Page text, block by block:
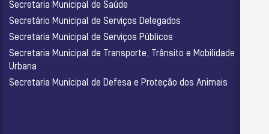
Secretaria Municipal de Saúde
Secretário Municipal de Serviços Delegados
Secretaria Municipal de Serviços Públicos
Secretaria Municipal de Transporte, Trânsito e Mobilidade
Urbana
Secretaria Municipal de Defesa e Proteção dos Animais